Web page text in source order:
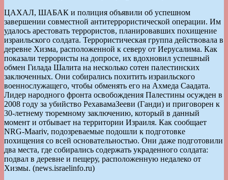
ЦАХАЛ, ШАБАК и полиция объявили об успешном
завершении совместной антитеррористической операции. Им
удалось арестовать террористов, планировавших похищение
израильского солдата. Террористическая группа действовала в
деревне Хизма, расположенной к северу от Иерусалима. Как
показали террористы на допросе, их вдохновил успешный
обмен Гилада Шалита на несколько сотен палестинских
заключенных. Они собирались похитить израильского
военнослужащего, чтобы обменять его на Ахмеда Саадата.
Лидер народного фронта освобождения Палестины осужден в
2008 году за убийство РехавамаЗееви (Ганди) и приговорен к
30-летнему тюремному заключению, который в данный
момент и отбывает на территории Израиля. Как сообщает
NRG-Maariv, подозреваемые подошли к подготовке
похищения со всей основательностью. Они даже подготовили
два места, где собирались содержать украденного солдата:
подвал в деревне и пещеру, расположенную недалеко от
Хизмы. (news.israelinfo.ru)